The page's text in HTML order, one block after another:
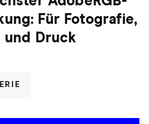
Für Fotografie,
und Druck